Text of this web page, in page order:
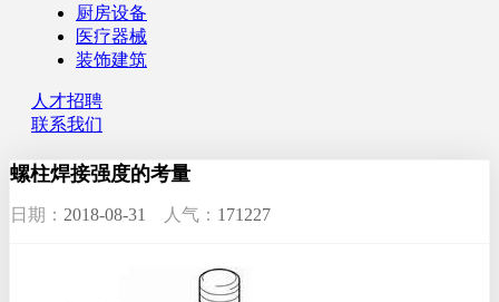
厨房设备
医疗器械
装饰建筑
人才招聘
联系我们
螺柱焊接强度的考量
日期： 2018-08-31 人气： 171227